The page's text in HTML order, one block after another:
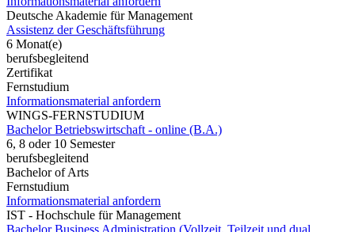
Deutsche Akademie für Management
Assistenz der Geschäftsführung
6 Monat(e)
berufsbegleitend
Zertifikat
Fernstudium
Informationsmaterial anfordern
WINGS-FERNSTUDIUM
Bachelor Betriebswirtschaft - online (B.A.)
6, 8 oder 10 Semester
berufsbegleitend
Bachelor of Arts
Fernstudium
Informationsmaterial anfordern
IST - Hochschule für Management
Bachelor Business Administration (Vollzeit, Teilzeit und dual